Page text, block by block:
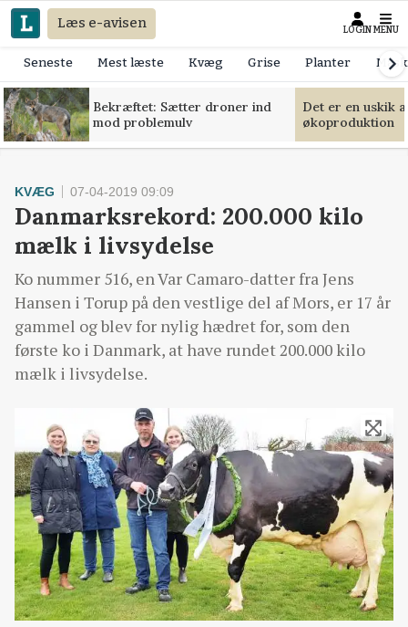
Læs e-avisen LOGIN MENU
Seneste Mest læste Kvæg Grise Planter
Bekræftet: Sætter droner ind
mod problemulv
Det er en uskik
økoproduktion
KVÆG 07-04-2019 09:09
Danmarksrekord: 200.000 kilo
mælk i livsydelse
Ko nummer 516, en Var Camaro-datter fra Jens
Hansen i Torup på den vestlige del af Mors, er 17 år
gammel og blev for nylig hædret for, som den
første ko i Danmark, at have rundet 200.000 kilo
mælk i livsydelse.